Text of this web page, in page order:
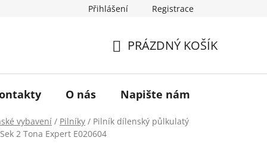
Historie značky TONA
Přihlášení Registrace
KOŠÍK
PRÁZDNÝ KOŠÍK
O nás Napište nám
vybavení / Pilníky / Pilník dílenský půlkulatý
2 Tona Expert E020604